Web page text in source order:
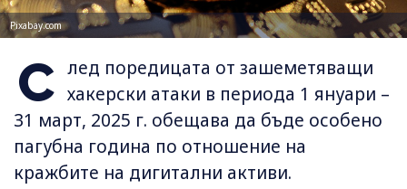
Pixabay.com
С лед поредицата от зашеметяващи
хакерски атаки в периода 1 януари –
31 март, 2025 г. обещава да бъде особено
пагубна година по отношение на
кражбите на дигитални активи.